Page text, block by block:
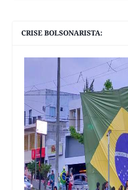
CRISE BOLSONARISTA: